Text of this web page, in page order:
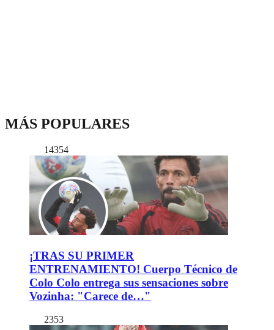
MÁS POPULARES
14354
¡TRAS SU PRIMER
ENTRENAMIENTO! Cuerpo Técnico de
Colo Colo entrega sus sensaciones sobre
Vozinha: "Carece de…"
2353